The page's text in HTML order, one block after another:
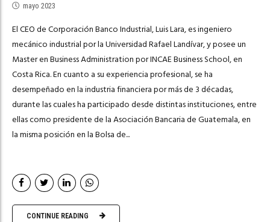
mayo 2023
El CEO de Corporación Banco Industrial, Luis Lara, es ingeniero
mecánico industrial por la Universidad Rafael Landívar, y posee un
Master en Business Administration por INCAE Business School, en
Costa Rica. En cuanto a su experiencia profesional, se ha
desempeñado en la industria financiera por más de 3 décadas,
durante las cuales ha participado desde distintas instituciones, entre
ellas como presidente de la Asociación Bancaria de Guatemala, en
la misma posición en la Bolsa de...
CONTINUE READING